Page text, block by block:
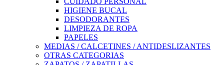
HIGIENE BUCAL
DESODORANTES
LIMPIEZA DE ROPA
PAPELES
MEDIAS / CALCETINES / ANTIDESLIZANTES
OTRAS CATEGORIAS